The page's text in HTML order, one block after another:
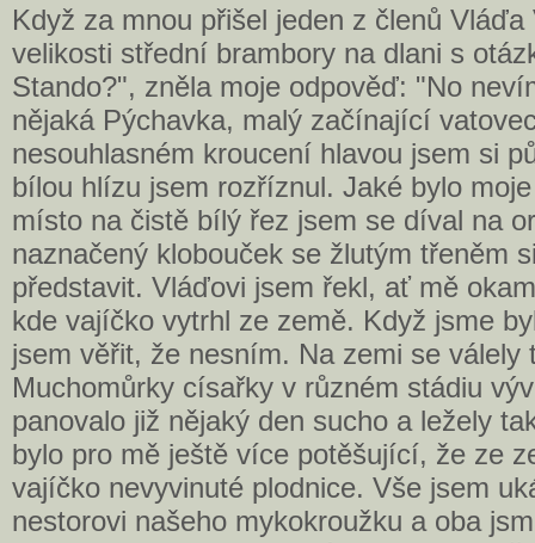
Když za mnou přišel jeden z členů
velikosti střední brambory na dlani s
Stando?", zněla moje odpověď: "No
nějaká Pýchavka, malý začínající
nesouhlasném kroucení hlavou jsem si
bílou hlízu jsem rozříznul. Jaké bylo
místo na čistě bílý řez jsem se díval na
naznačený klobouček se žlutým třeněm
představit. Vláďovi jsem řekl, ať mě
kde vajíčko vytrhl ze země. Když jsme
jsem věřit, že nesním. Na zemi se válely
Muchomůrky císařky v různém stádiu
panovalo již nějaký den sucho a ležely
bylo pro mě ještě více potěšující, že ze
vajíčko nevyvinuté plodnice. Vše jsem
nestorovi našeho mykokroužku a oba